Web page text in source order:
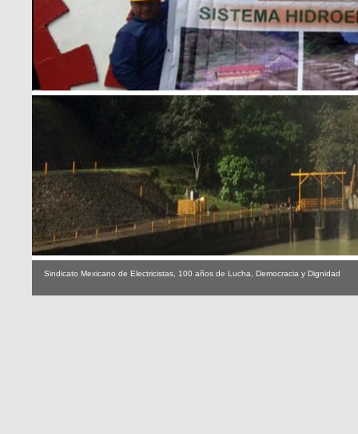
Sindicato Mexicano de Electricistas, 100 años de Lucha, Democracia y Dignidad